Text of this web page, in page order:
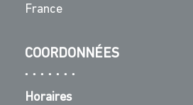
France
COORDONNÉES
Horaires